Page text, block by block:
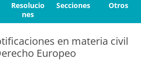
Resolucio
nes
Secciones Otros
en materia civil
Europeo